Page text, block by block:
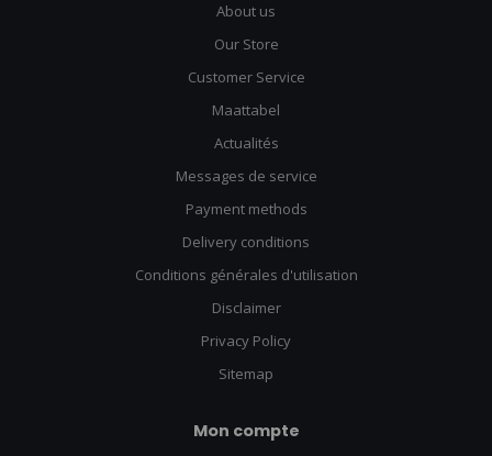
About us
Our Store
Customer Service
Maattabel
Actualités
Messages de service
Payment methods
Delivery conditions
Conditions générales d'utilisation
Disclaimer
Privacy Policy
Sitemap
Mon compte